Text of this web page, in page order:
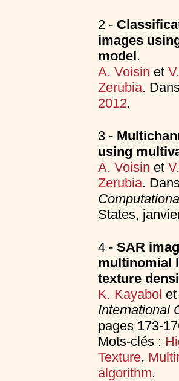
2 -
images
model.
A. Voisin et
Zerubia.
2012.
3 -
using
A. Voisin et
Zerubia.
States,
4 - SAR
multinomial
texture
K. Kayabol et
International
pages 173-
Mots-clés :
Texture,
algorithm.